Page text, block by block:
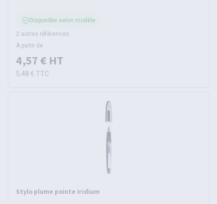
Disponible selon modèle
2 autres références
À partir de
4,57 € HT
5,48 € TTC
Stylo plume pointe iridium